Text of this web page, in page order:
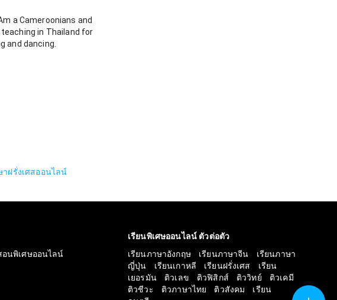
a Cameroonians and
in Thailand for
and dancing.
าฝรั่งเศสออนไลน์
อนพิเศษออนไลน์
เรียนพิเศษออนไลน์ ตัวต่อตัว
เรียนภาษาอังกฤษ
เรียนภาษาจีน
เรียนภาษา
ญี่ปุ่น
เรียนเกาหลี เรียนฝรั่งเศส
เรียน
เยอรมัน
ติวเลข ติวฟิสิกส์ ติววิทย์
ติวเคมี
ติวชีวะ
ติวภาษาไทย ติวสังคม
เรียน